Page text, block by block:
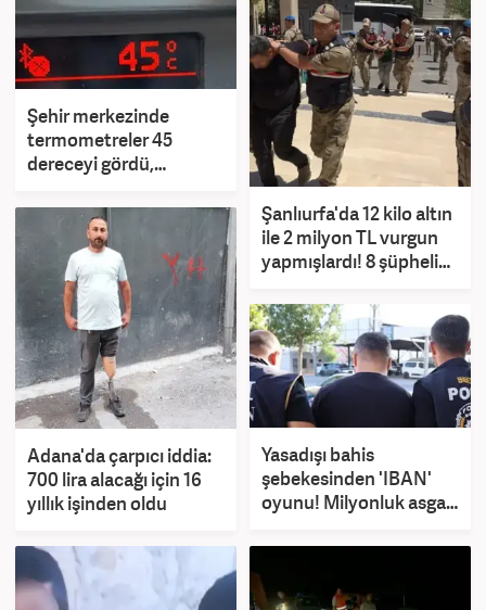
Şehir merkezinde
termometreler 45
dereceyi gördü,
Şanlıurfa'da 12 kilo altın
ile 2 milyon TL vurgun
yapmışlardı! 8 şüpheli
Adana'da çarpıcı iddia:
700 lira alacağı için 16
yıllık işinden oldu
Yasadışı bahis
şebekesinden 'IBAN'
oyunu! Milyonluk asgari